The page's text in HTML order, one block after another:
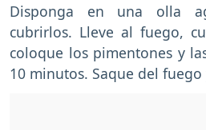
Disponga en una olla
cubrirlos. Lleve al fuego,
coloque los pimentones y
10 minutos. Saque del